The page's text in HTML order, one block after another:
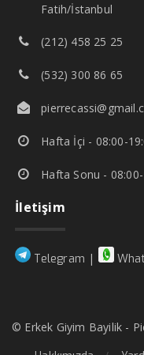
Fatih/İstanbul
(212) 458 25 25
(532) 300 86 65
Hafta İçi - 08:00-
Hafta Sonu -
İletişim
Telegram |
© Erkek Giyim Bayilik -